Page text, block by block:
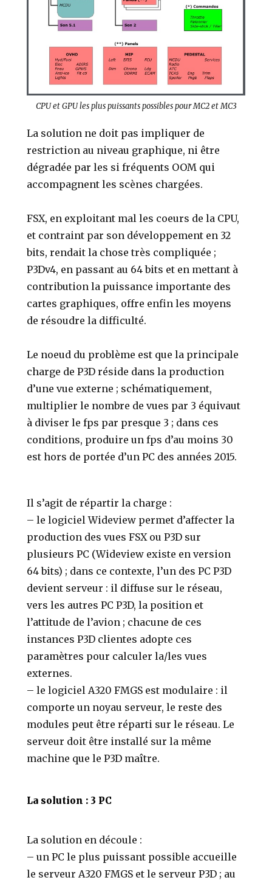
CPU et GPU les plus puissants possibles pour MC2 et MC3
La solution ne doit pas impliquer de
restriction au niveau graphique, ni être
dégradée par les si fréquents OOM qui
accompagnent les scènes chargées.
FSX, en exploitant mal les coeurs de la CPU,
et contraint par son développement en 32
bits, rendait la chose très compliquée ;
P3Dv4, en passant au 64 bits et en mettant à
contribution la puissance importante des
cartes graphiques, offre enfin les moyens
de résoudre la difficulté.
Le noeud du problème est que la principale
charge de P3D réside dans la production
d’une vue externe ; schématiquement,
multiplier le nombre de vues par 3 équivaut
à diviser le fps par presque 3 ; dans ces
conditions, produire un fps d’au moins 30
est hors de portée d’un PC des années 2015.
Il s’agit de répartir la charge :
– le logiciel Wideview permet d’affecter la
production des vues FSX ou P3D sur
plusieurs PC (Wideview existe en version
64 bits) ; dans ce contexte, l’un des PC P3D
devient serveur : il diffuse sur le réseau,
vers les autres PC P3D, la position et
l’attitude de l’avion ; chacune de ces
instances P3D clientes adopte ces
paramètres pour calculer la/les vues
externes.
– le logiciel A320 FMGS est modulaire : il
comporte un noyau serveur, le reste des
modules peut être réparti sur le réseau. Le
serveur doit être installé sur la même
machine que le P3D maître.
La solution : 3 PC
La solution en découle :
– un PC le plus puissant possible accueille
le serveur A320 FMGS et le serveur P3D ; au